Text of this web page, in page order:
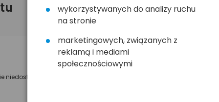
niedostępny
Powiadom mnie o dostępności
wykorzystywanych do analizy ruchu
na stronie
marketingowych, związanych z
reklamą i mediami
społecznościowymi